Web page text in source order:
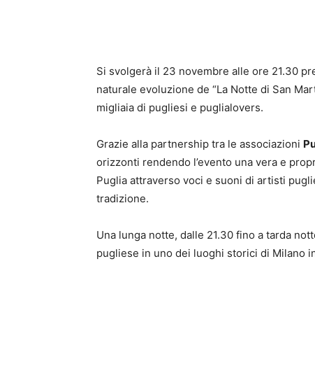
Si svolgerà il 23 novembre alle ore 21.30
naturale evoluzione de “La Notte di San
migliaia di pugliesi e puglialovers.
Grazie alla partnership tra le associazioni
orizzonti rendendo l’evento una vera e
Puglia attraverso voci e suoni di artisti
tradizione.
Una lunga notte, dalle 21.30 fino a tarda
pugliese in uno dei luoghi storici di Milano